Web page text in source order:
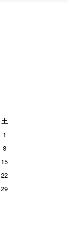
土
1
8
15
22
29